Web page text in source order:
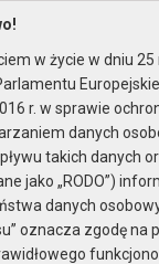
Miejska
AA A
Miasta i
w życie w dniu
r. w sprawie
danych
takich danych
jako „RODO”)
danych
oznacza zgodę na